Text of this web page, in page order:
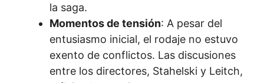
la saga.
Momentos de tensión: A pesar del
entusiasmo inicial, el rodaje no estuvo
exento de conflictos. Las discusiones
entre los directores, Stahelski y Leitch,